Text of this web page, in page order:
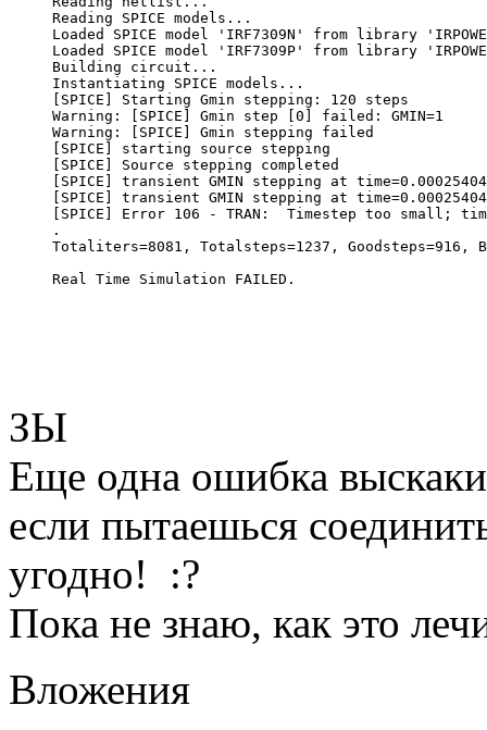
Reading SPICE models...
Loaded SPICE model 'IRF7309N' from library
Loaded SPICE model 'IRF7309P' from library
Building circuit...
Instantiating SPICE models...
[SPICE] Starting Gmin stepping: 120 steps
Warning: [SPICE] Gmin step [0] failed: GMIN=1
Warning: [SPICE] Gmin stepping failed
[SPICE] starting source stepping
[SPICE] Source stepping completed
[SPICE] transient GMIN stepping at
[SPICE] transient GMIN stepping at
[SPICE] Error 106 - TRAN:  Timestep too small;
.
Totaliters=8081, Totalsteps=1237, Goodsteps=916,
Real Time Simulation FAILED.
ЗЫ
Еще одна ошибка
если пытаешься
угодно! :?
Пока не знаю, как это
Вложения